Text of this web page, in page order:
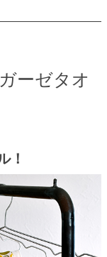
ーゼタオ
！